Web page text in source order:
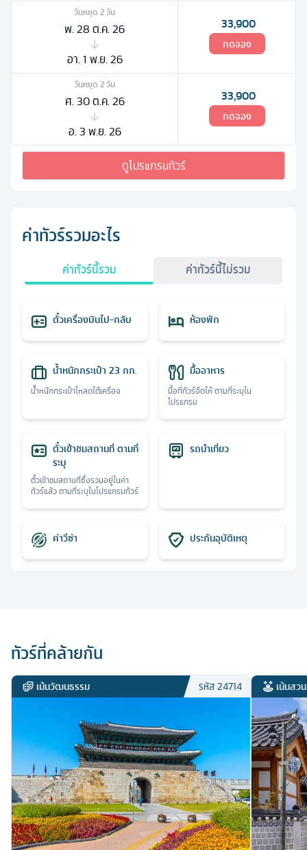
วันหยุด 2วัน
พ. 28 ต.ค. 26
อา. 1 พ.ย. 26
33,900
กดจอง
วันหยุด 2วัน
ศ. 30 ต.ค. 26
อ. 3 พ.ย. 26
33,900
กดจอง
ดูโปรแกรมทัวร์
ค่าทัวร์รวมอะไร
ค่าทัวร์นี้รวม ค่าทัวร์นี้ไม่รวม
ตั๋วเครื่องบินไป-กลับ ห้องพัก
น้ำหนักกระเป๋า 23 กก.
น้ำหนักกระเป๋าโหลดใต้เครื่อง
มื้ออาหาร
มื้อที่ทัวร์จัดให้ ตามที่ระบุใน
โปรแกรม
ตั๋วเข้าชมสถานที่ ตามที่
ระบุ
ตั๋วเข้าชมสถานที่ซึ่งรวมอยู่ในค่า
ทัวร์แล้ว ตามที่ระบุในโปรแกรมทัวร์
รถนำเที่ยว
ค่าวีซ่า ประกันอุบัติเหตุ
ทัวร์ที่คล้ายกัน
เน้นวัฒนธรรม รหัส24714 เน้นสว